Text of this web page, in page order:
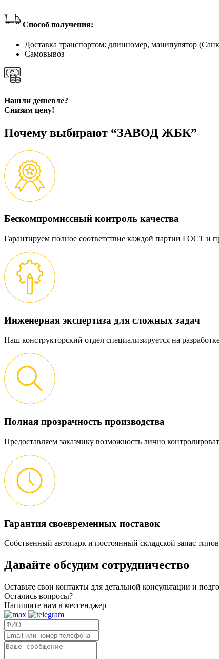
Способ получения:
Доставка транспортом: длинномер, манипулятор
Самовывоз
Нашли дешевле?
Снизим цену!
Почему выбирают “ЗАВОД ЖБК”
Бескомпромиссный контроль качества
Гарантируем полное соответствие каждой партии ГОСТ и
Инженерная экспертиза для сложных задач
Наш конструкторский отдел специализируется на
Полная прозрачность производства
Предоставляем заказчику возможность лично
Гарантия своевременных поставок
Собственный автопарк и постоянный складской запас
Давайте обсудим сотрудничество
Оставьте свои контакты для детальной консультации и
Остались вопросы?
Напишите нам в мессенджер